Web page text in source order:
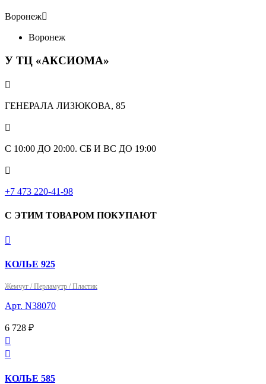
Воронеж
Воронеж
У ТЦ «АКСИОМА»

ГЕНЕРАЛА ЛИЗЮКОВА, 85

С 10:00 ДО 20:00. СБ И ВС ДО 19:00

+7 473 220-41-98
С ЭТИМ ТОВАРОМ ПОКУПАЮТ

КОЛЬЕ 925
Жемчуг / Перламутр / Пластик
Арт. N38070
6 728 ₽


КОЛЬЕ 585